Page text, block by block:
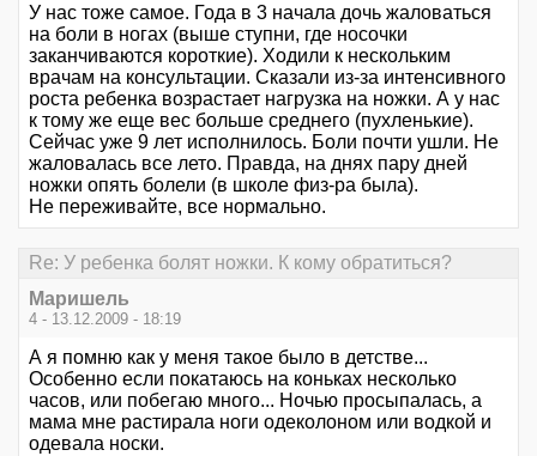
У нас тоже самое. Года в 3 начала дочь жаловаться
на боли в ногах (выше ступни, где носочки
заканчиваются короткие). Ходили к нескольким
врачам на консультации. Сказали из-за интенсивного
роста ребенка возрастает нагрузка на ножки. А у нас
к тому же еще вес больше среднего (пухленькие).
Сейчас уже 9 лет исполнилось. Боли почти ушли. Не
жаловалась все лето. Правда, на днях пару дней
ножки опять болели (в школе физ-ра была).
Не переживайте, все нормально.
Re: У ребенка болят ножки. К кому обратиться?
Маришель
4 - 13.12.2009 - 18:19
А я помню как у меня такое было в детстве...
Особенно если покатаюсь на коньках несколько
часов, или побегаю много... Ночью просыпалась, а
мама мне растирала ноги одеколоном или водкой и
одевала носки.